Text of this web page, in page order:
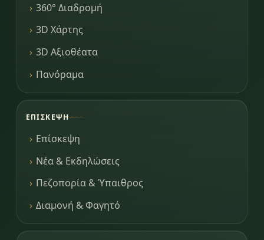
360° Διαδρομή
3D Χάρτης
3D Αξιοθέατα
Πανόραμα
ΕΠΊΣΚΕΨΗ
Επίσκεψη
Νέα & Εκδηλώσεις
Πεζοπορία & Ύπαιθρος
Διαμονή & Φαγητό